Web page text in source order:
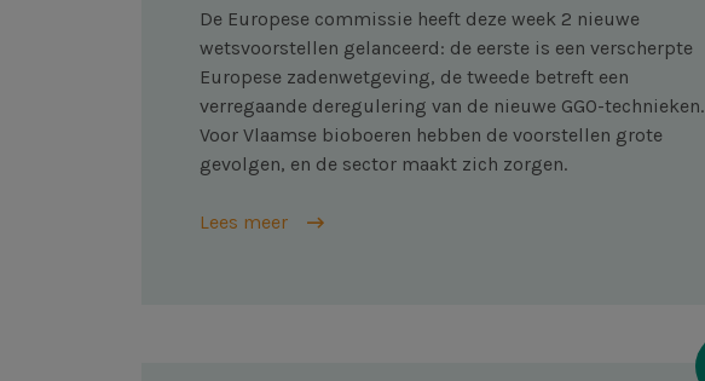
De Europese commissie heeft deze week 2 nieuwe
wetsvoorstellen gelanceerd: de eerste is een verscherpte
Europese zadenwetgeving, de tweede betreft een
verregaande deregulering van de nieuwe GGO-technieken.
Voor Vlaamse bioboeren hebben de voorstellen grote
gevolgen, en de sector maakt zich zorgen.
Lees meer